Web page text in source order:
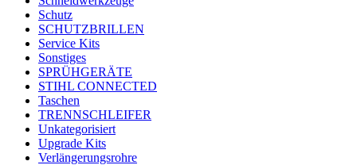
Schutz
SCHUTZBRILLEN
Service Kits
Sonstiges
SPRÜHGERÄTE
STIHL CONNECTED
Taschen
TRENNSCHLEIFER
Unkategorisiert
Upgrade Kits
Verlängerungsrohre